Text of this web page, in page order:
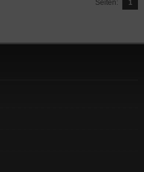
Seiten: 1